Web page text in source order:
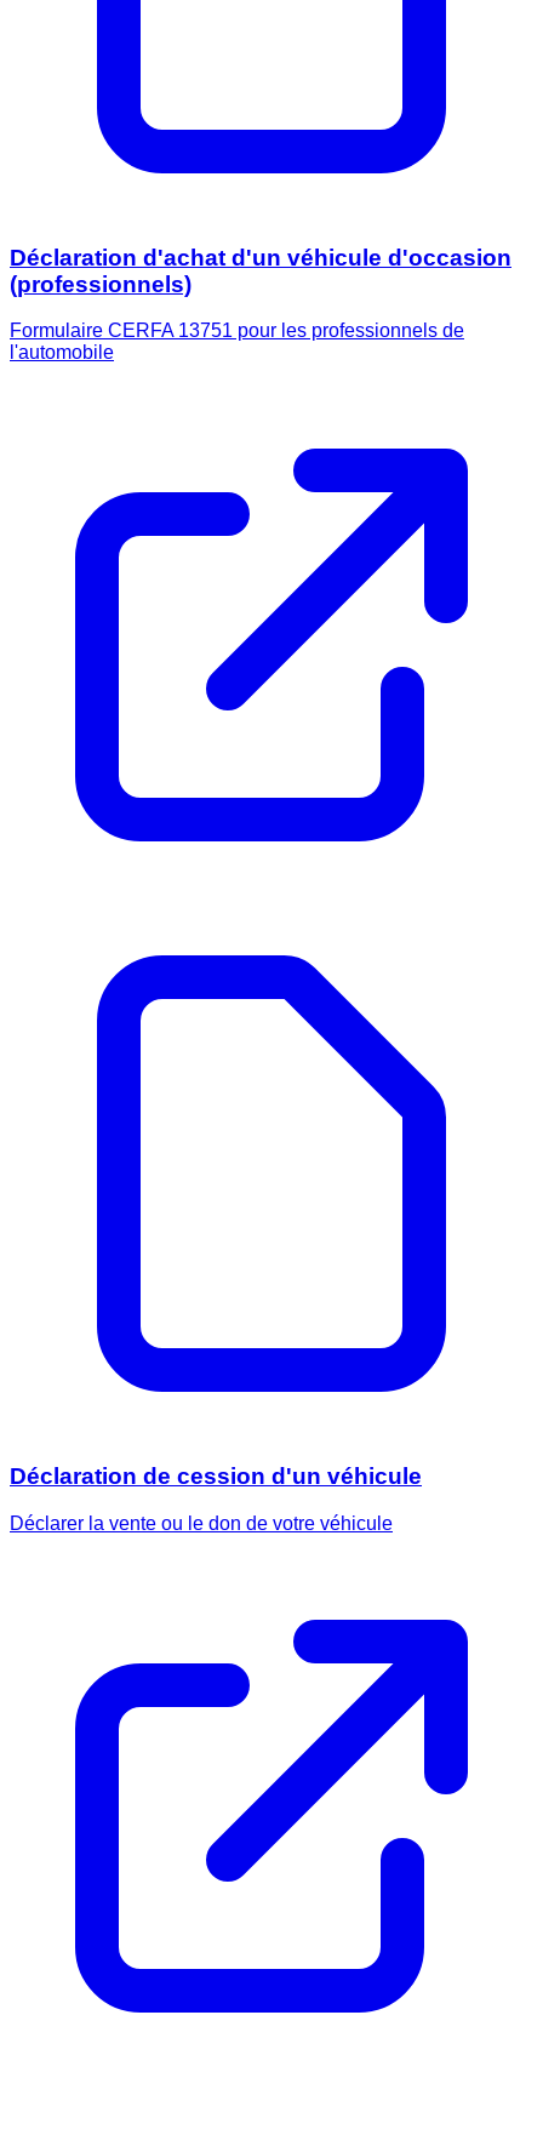
Déclaration d'achat d'un véhicule d'occasion
(professionnels)
Formulaire CERFA 13751 pour les professionnels de
l'automobile
Déclaration de cession d'un véhicule
Déclarer la vente ou le don de votre véhicule